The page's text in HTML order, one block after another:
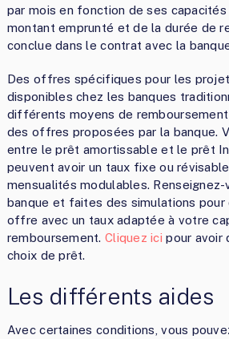
par mois en fonction de ses capacités
montant emprunté et de la durée de
conclue dans le contrat avec la
Des offres spécifiques pour les
disponibles chez les banques
différents moyens de
des offres proposées par la banque.
entre le prêt amortissable et le prêt In
peuvent avoir un taux fixe ou
mensualités modulables.
banque et faites des simulations pour
offre avec un taux adaptée à votre
remboursement.Cliquez ici pour avoir
choix de prêt.
Les différents aides
Avec certaines conditions, vous